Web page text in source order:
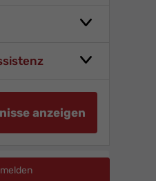
anzeigen